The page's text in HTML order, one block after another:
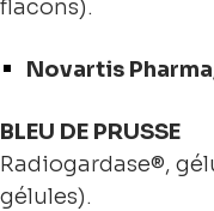
flacons).
Novartis
BLEU DE PRUSSE
Radiogardase®,
gélules).